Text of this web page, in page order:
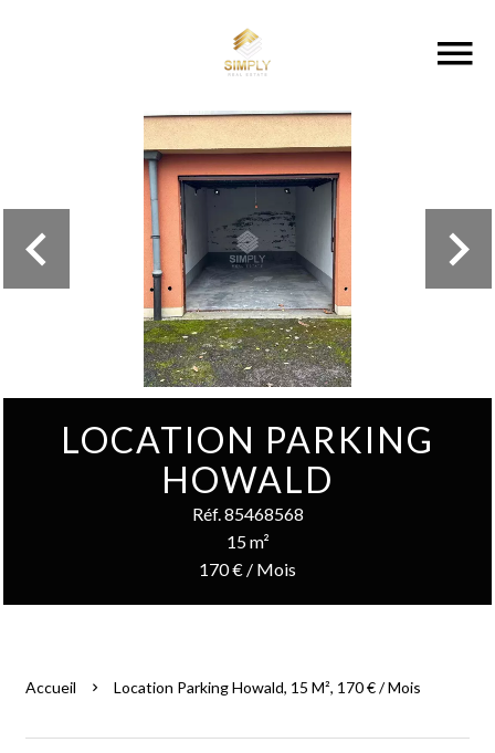
LOCATION PARKING
HOWALD
Réf. 85468568
15 m²
170 € / Mois
Accueil Location Parking Howald, 15 M², 170 € / Mois